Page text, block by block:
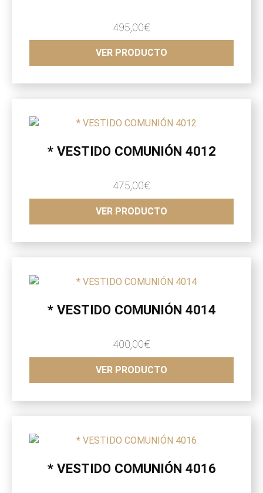
495,00€
VER PRODUCTO
* VESTIDO COMUNIÓN 4012
475,00€
VER PRODUCTO
* VESTIDO COMUNIÓN 4014
400,00€
VER PRODUCTO
* VESTIDO COMUNIÓN 4016